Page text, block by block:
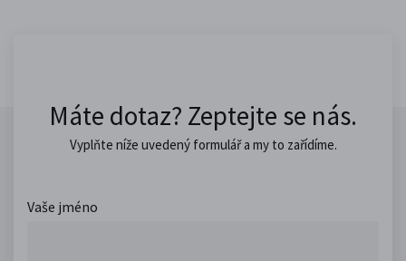
Máte dotaz? Zeptejte se nás.
Vyplňte níže uvedený formulář a my to zařídíme.
Vaše jméno